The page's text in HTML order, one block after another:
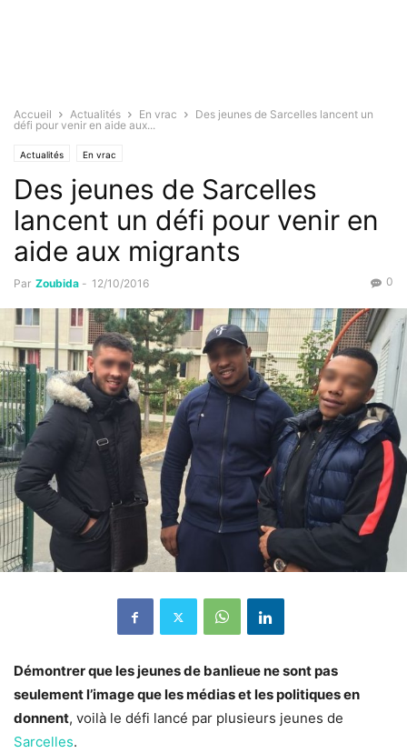
Accueil Actualités En vrac
Des jeunes de Sarcelles lancent un
défi pour venir en aide aux...
Actualités En vrac
Des jeunes de Sarcelles
lancent un défi pour venir en
aide aux migrants
Par Zoubida - 12/10/2016 0
Démontrer que les jeunes de banlieue ne sont pas
seulement l’image que les médias et les politiques en
donnent, voilà le défi lancé par plusieurs jeunes de
Sarcelles.